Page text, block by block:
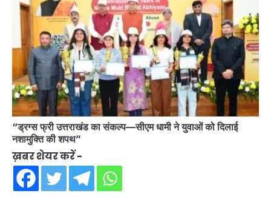
“ड्रग्स फ्री उत्तराखंड का संकल्प—सीएम धामी ने युवाओं को दिलाई
नशामुक्ति की शपथ”
ख़बर शेयर करें -